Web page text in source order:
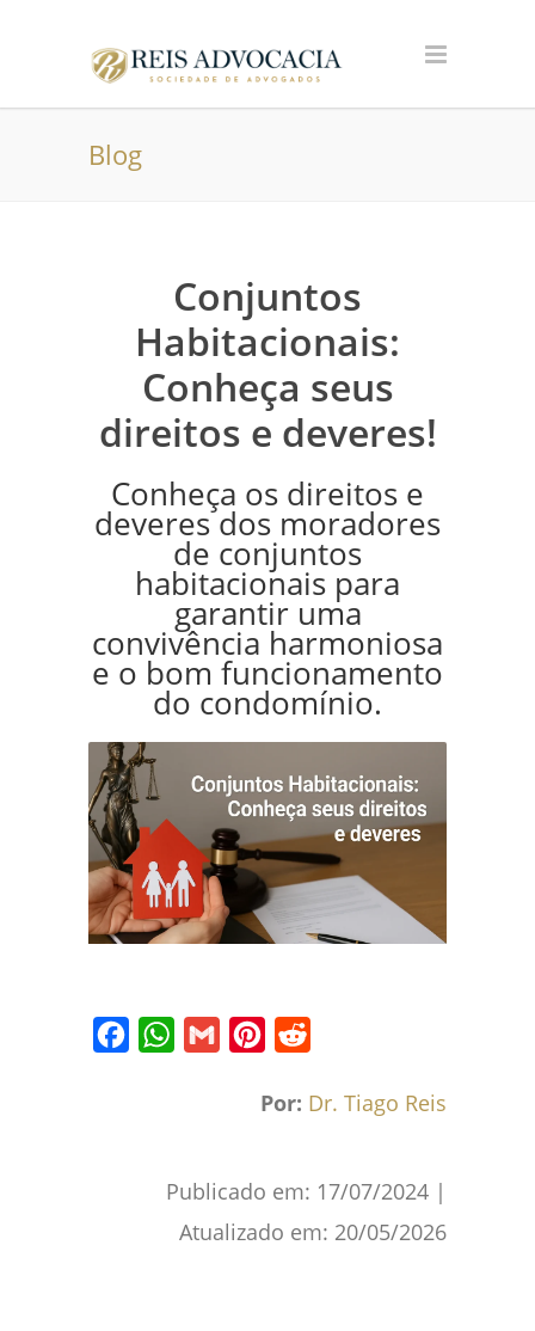
Blog
Conjuntos
Habitacionais:
Conheça seus
direitos e deveres!
Conheça os direitos e
deveres dos moradores
de conjuntos
habitacionais para
garantir uma
convivência harmoniosa
e o bom funcionamento
do condomínio.
FacebookWhatsApp
Gmail Pinterest
Por: Dr. Tiago Reis
Publicado em: 17/07/2024 |
Atualizado em: 20/05/2026